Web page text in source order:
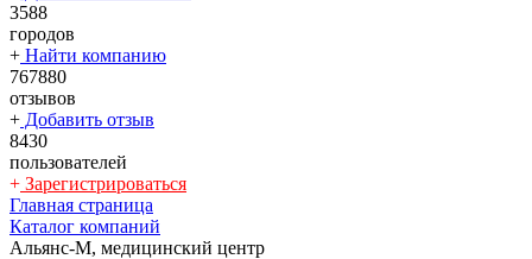
3588
городов
+ Найти компанию
767880
отзывов
+ Добавить отзыв
8430
пользователей
+ Зарегистрироваться
Главная страница
Каталог компаний
Альянс-М, медицинский центр